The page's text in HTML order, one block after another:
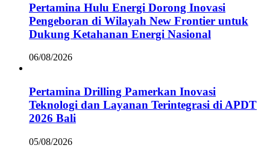
Pertamina Hulu Energi Dorong Inovasi
Pengeboran di Wilayah New Frontier untuk
Dukung Ketahanan Energi Nasional
06/08/2026
Pertamina Drilling Pamerkan Inovasi
Teknologi dan Layanan Terintegrasi di APDT
2026 Bali
05/08/2026